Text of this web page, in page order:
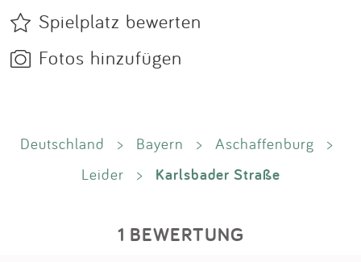
Spielplatz bewerten
Fotos hinzufügen
Deutschland > Bayern > Aschaffenburg
>
Leider
> Karlsbader Straße
1 BEWERTUNG